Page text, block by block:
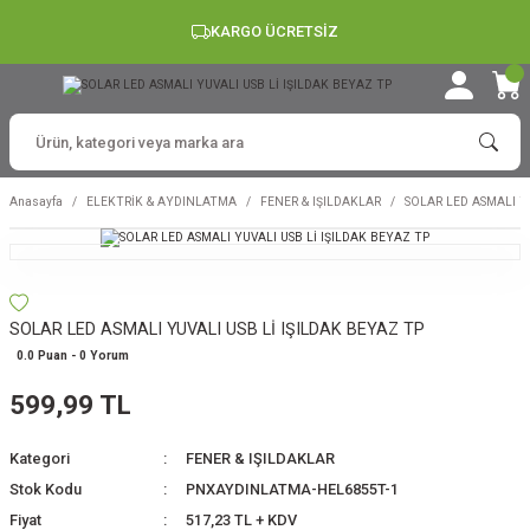
KARGO ÜCRETSİZ
Anasayfa ELEKTRİK & AYDINLATMA FENER & IŞILDAKLAR SOLAR LED ASMALI
SOLAR LED ASMALI YUVALI USB Lİ IŞILDAK BEYAZ TP
0.0 Puan - 0 Yorum
599,99 TL
Kategori
FENER & IŞILDAKLAR
Stok Kodu
PNXAYDINLATMA-HEL6855T-1
Fiyat
517,23 TL + KDV